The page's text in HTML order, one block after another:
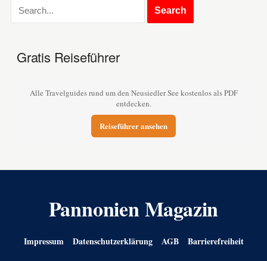
Gratis Reiseführer
Alle Travelguides rund um den Neusiedler See kostenlos als PDF
entdecken.
Reiseführer ansehen
Pannonien Magazin
Impressum Datenschutzerklärung AGB Barrierefreiheit